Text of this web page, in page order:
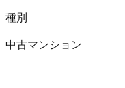
種別
中古マンション